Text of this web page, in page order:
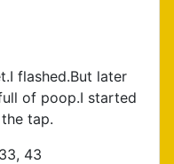
flashed.But later
of poop.I started
tap.
43